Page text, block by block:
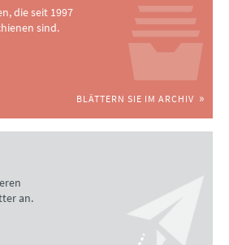
die seit 1997
sind.
BLÄTTERN SIE IM ARCHIV
an.